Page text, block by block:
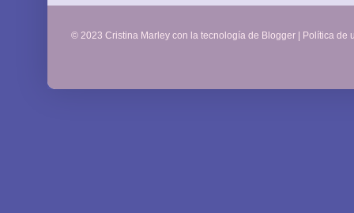
© 2023 Cristina Marley con la tecnología de Blogger | Política de